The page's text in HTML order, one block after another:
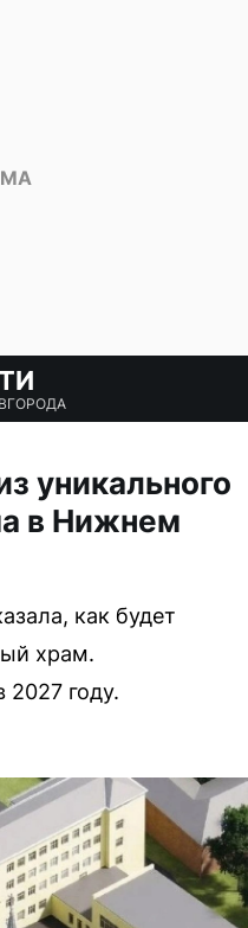
уникального
в Нижнем
как будет
храм.
2027 году.